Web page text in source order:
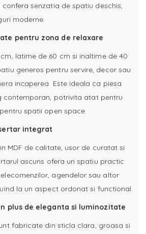
senzatia de spatiu deschis,
moderne.
pentru zona de relaxare
latime de 60 cm si inaltime de 40
generos pentru servire, decor sau
incaperea. Este ideala ca piesa
contemporan, potrivita atat pentru
spatii open space.
integrat
MDF de calitate, usor de curatat si
ascuns ofera un spatiu practic
agendelor sau altor
la un aspect ordonat si functional.
plus de eleganta si luminozitate
fabricate din sticla clara, groasa si